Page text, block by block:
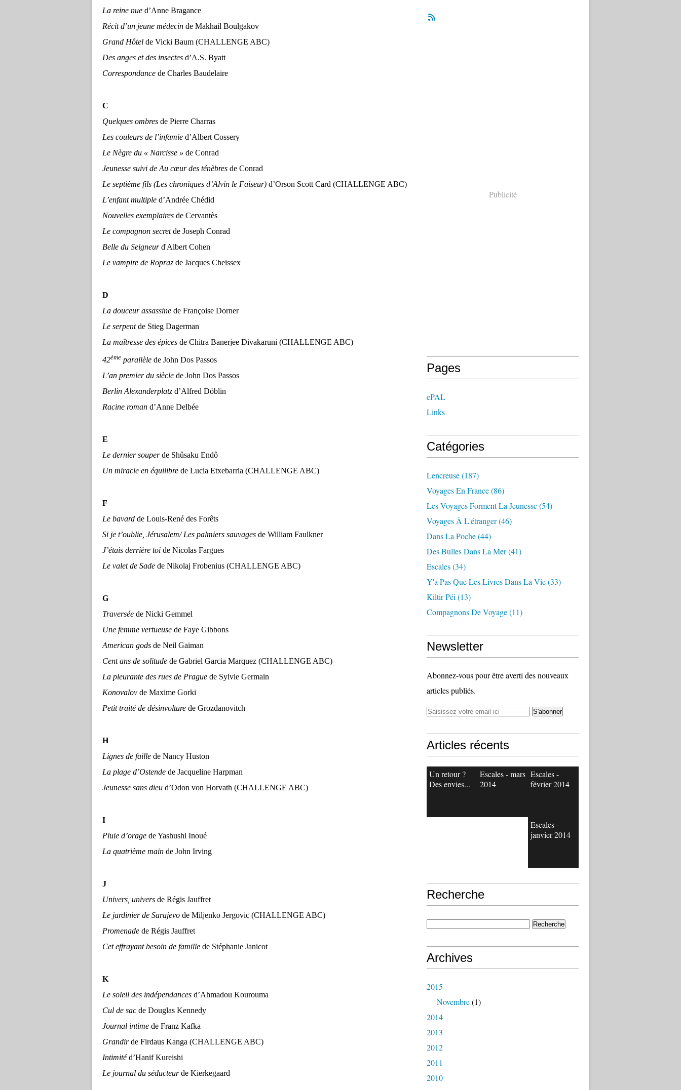
La reine nue d’Anne Bragance
Récit d’un jeune médecin de Makhail Boulgakov
Grand Hôtel de Vicki Baum (CHALLENGE ABC)
Des anges et des insectes d’A.S. Byatt
Correspondance de Charles Baudelaire
C
Quelques ombres de Pierre Charras
Les couleurs de l’infamie d’Albert Cossery
Le Nègre du « Narcisse » de Conrad
Jeunesse suivi de Au cœur des ténèbres de Conrad
Le septième fils (Les chroniques d’Alvin le Faiseur) d’Orson Scott Card (CHALLENGE ABC)
L’enfant multiple d’Andrée Chédid
Nouvelles exemplaires de Cervantès
Le compagnon secretde Joseph Conrad
Belle du Seigneurd'Albert Cohen
Le vampire de Ropraz de Jacques Cheissex
D
La douceur assassine de Françoise Dorner
Le serpentde Stieg Dagerman
La maîtresse des épices de Chitra Banerjee Divakaruni (CHALLENGE ABC)
42ème parallèle de John Dos Passos
L’an premier du siècle de John Dos Passos
Berlin Alexanderplatz d’Alfred Döblin
Racine roman d’Anne Delbée
E
Le dernier souperde Shûsaku Endô
Un miracle en équilibre de Lucia Etxebarria (CHALLENGE ABC)
F
Le bavard de Louis-René des Forêts
Si je t’oublie, Jérusalem/ Les palmiers sauvages de William Faulkner
J’étais derrière toi de Nicolas Fargues
Le valet de Sade de Nikolaj Frobenius (CHALLENGE ABC)
G
Traversée de Nicki Gemmel
Une femme vertueuse de Faye Gibbons
American gods de Neil Gaiman
Cent ans de solitude de Gabriel Garcia Marquez (CHALLENGE ABC)
La pleurante des rues de Prague de Sylvie Germain
Konovalov de Maxime Gorki
Petit traité de désinvolture de Grozdanovitch
H
Lignes de faille de Nancy Huston
La plage d’Ostende de Jacqueline Harpman
Jeunesse sans dieu d’Odon von Horvath (CHALLENGE ABC)
I
Pluie d’orage de Yashushi Inoué
La quatrième main de John Irving
J
Univers, univers de Régis Jauffret
Le jardinier de Sarajevo de Miljenko Jergovic (CHALLENGE ABC)
Promenade de Régis Jauffret
Cet effrayant besoin de famille de Stéphanie Janicot
K
Le soleil des indépendances d’Ahmadou Kourouma
Cul de sac de Douglas Kennedy
Journal intime de Franz Kafka
Grandirde Firdaus Kanga (CHALLENGE ABC)
Intimitéd’Hanif Kureishi
Le journal du séducteurde Kierkegaard
Publicité
Pages
ePAL
Links
Catégories
Lencreuse(187)
Voyages En France(86)
Les Voyages Forment La Jeunesse(54)
Voyages À L'étranger(46)
Dans La Poche(44)
Des Bulles Dans La Mer(41)
Escales(34)
Y'a Pas Que Les Livres Dans La Vie(33)
Kiltir Péi (13)
Compagnons De Voyage(11)
Newsletter
Abonnez-vous pour être averti des nouveaux
articles publiés.
Articles récents
Un retour ?
Des envies...
Escales - mars
2014
Escales -
février 2014
Escales -
janvier 2014
Recherche
Archives
2015
Novembre(1)
2014
2013
2012
2011
2010